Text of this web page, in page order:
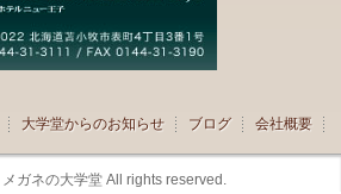
大学堂からのお知らせ ブログ 会社概要
メガネの大学堂 All rights reserved.